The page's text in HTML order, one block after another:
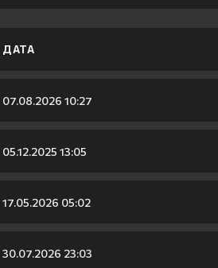
ДАТА
07.08.2026 10:27
05.12.2025 13:05
17.05.2026 05:02
30.07.2026 23:03